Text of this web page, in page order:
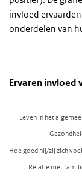
invloed
onderdelen van
Ervaren
Sla de grafiek
Ervaren
Bekijk als data
De grafiek heeft
De grafiek heeft
Ervaren invloed
Leven in het
Hoe goed hij/zij zich
Relatie met